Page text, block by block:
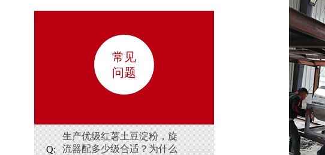
常见
问题
生产优级红薯土豆淀粉，旋
流器配多少级合适？为什么